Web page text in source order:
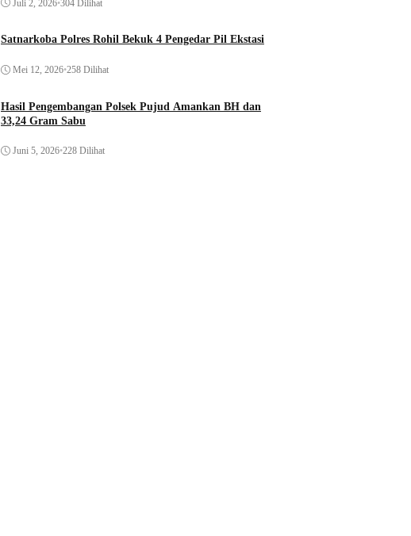
Juli 2, 2026•304 Dilihat
Satnarkoba Polres Rohil Bekuk 4 Pengedar Pil Ekstasi
Mei 12, 2026•258 Dilihat
Hasil Pengembangan Polsek Pujud Amankan BH dan
33,24 Gram Sabu
Juni 5, 2026•228 Dilihat